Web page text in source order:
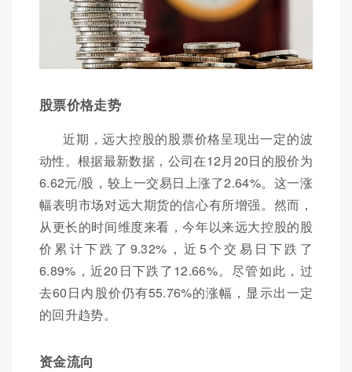
股票价格走势
近期，远大控股的股票价格呈现出一定的波
动性。根据最新数据，公司在12月20日的股价为
6.62元/股，较上一交易日上涨了2.64%。这一涨
幅表明市场对远大期货的信心有所增强。然而，
从更长的时间维度来看，今年以来远大控股的股
价累计下跌了9.32%，近5个交易日下跌了
6.89%，近20日下跌了12.66%。尽管如此，过
去60日内股价仍有55.76%的涨幅，显示出一定
的回升趋势。
资金流向